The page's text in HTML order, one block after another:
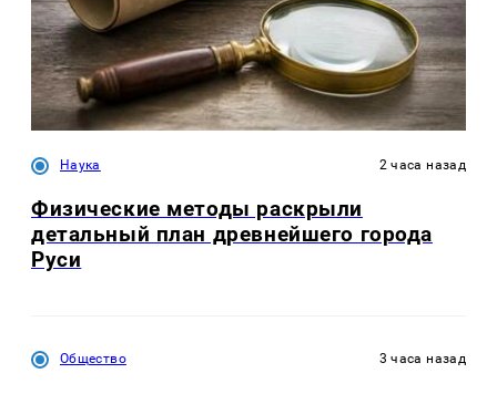
Наука 2 часа назад
Физические методы раскрыли
детальный план древнейшего города
Руси
Общество 3 часа назад